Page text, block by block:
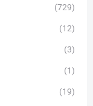
(729)
(12)
(3)
(1)
(19)